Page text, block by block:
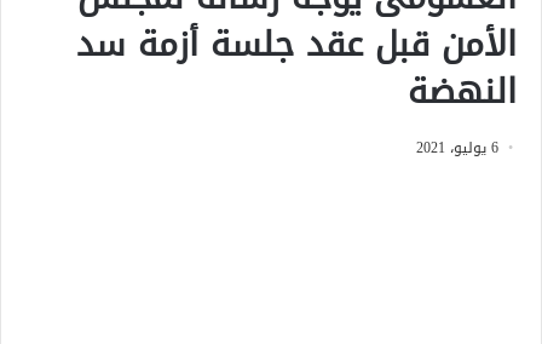
الأمن قبل عقد جلسة أزمة سد
النهضة
6 يوليو، 2021